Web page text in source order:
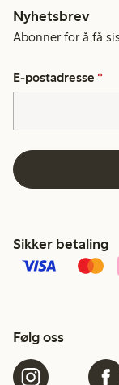
Nyhetsbrev
Abonner for å få
E-postadresse *
Sikker betaling
Følg oss